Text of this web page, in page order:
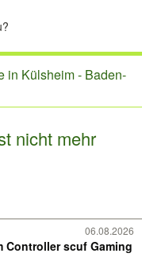
in Külsheim - Baden-
nicht mehr
06.08.2026
Controller scuf Gaming